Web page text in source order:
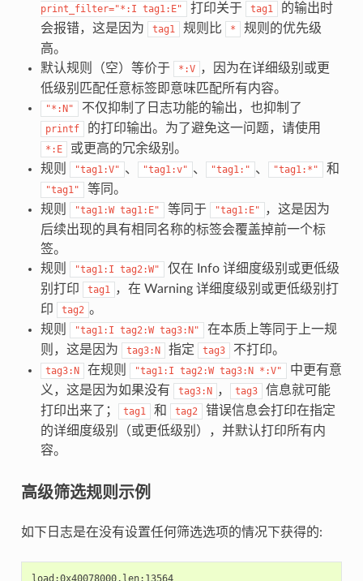
print_filter="*:I tag1:E" 打印关于 tag1
的输出时
会报错，这是因为
tag1 规则比 *
规则的优先级
高。
默认规则（空）等价于
*:V ，因为在详细级别或更
低级别匹配任意标签即意味匹配所有内容。
"*:N" 不仅抑制了日志功能的输出，也抑制了
printf 的打印输出。为了避免这一问题，请使用
*:E
或更高的冗余级别。
规则
"tag1:V" 、 "tag1:v" 、 "tag1:" 、 "tag1:*" 和
"tag1"
等同。
规则
"tag1:W tag1:E" 等同于 "tag1:E"
，这是因为
后续出现的具有相同名称的标签会覆盖掉前一个标
签。
规则
"tag1:I tag2:W"
仅在 Info 详细度级别或更低级
别打印
tag1 ，在 Warning 详细度级别或更低级别打
印
tag2 。
规则
"tag1:I tag2:W tag3:N"
在本质上等同于上一规
则，这是因为
tag3:N 指定 tag3 不打印。
tag3:N 在规则 "tag1:I tag2:W tag3:N *:V"
中更有意
义，这是因为如果没有
tag3:N ， tag3
信息就可能
打印出来了；
tag1 和 tag2
错误信息会打印在指定
的详细度级别（或更低级别），并默认打印所有内
容。
高级筛选规则示例
如下日志是在没有设置任何筛选选项的情况下获得的:
load:0x40078000,len:13564